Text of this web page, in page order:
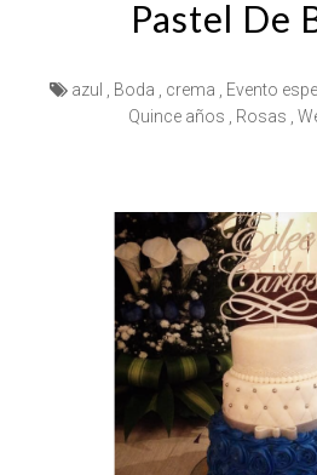
Pastel De
azul Boda crema Evento
Quince años
Rosas